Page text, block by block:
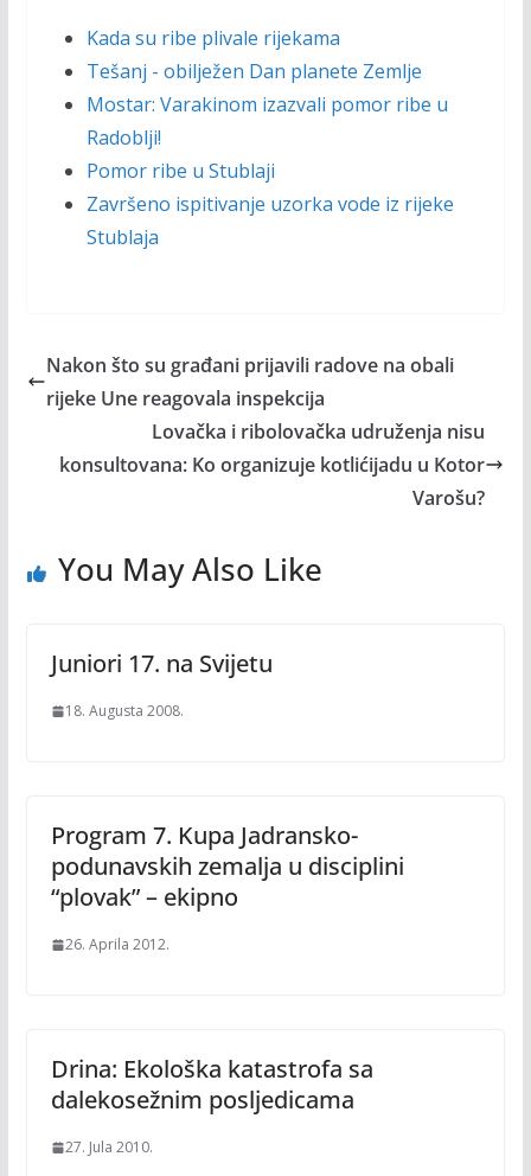
Kada su ribe plivale rijekama
Tešanj - obilježen Dan planete Zemlje
Mostar: Varakinom izazvali pomor ribe u
Radoblji!
Pomor ribe u Stublaji
Završeno ispitivanje uzorka vode iz rijeke
Stublaja
Nakon što su građani prijavili radove na obali
rijeke Une reagovala inspekcija
Lovačka i ribolovačka udruženja nisu
konsultovana: Ko organizuje kotlićijadu u Kotor
Varošu?
You May Also Like
Juniori 17. na Svijetu
18. Augusta 2008.
Program 7. Kupa Jadransko-
podunavskih zemalja u disciplini
“plovak” – ekipno
26. Aprila 2012.
Drina: Ekološka katastrofa sa
dalekosežnim posljedicama
27. Jula 2010.